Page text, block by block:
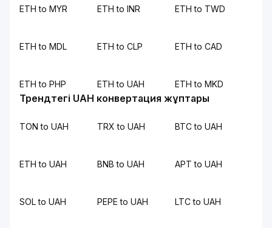
ETH to MYR ETH to INR ETH to TWD
ETH to MDL ETH to CLP ETH to CAD
ETH to PHP ETH to UAH ETH to MKD
Трендтегі UAH конвертация жұптары
TON to UAH TRX to UAH BTC to UAH
ETH to UAH BNB to UAH APT to UAH
SOL to UAH PEPE to UAH LTC to UAH